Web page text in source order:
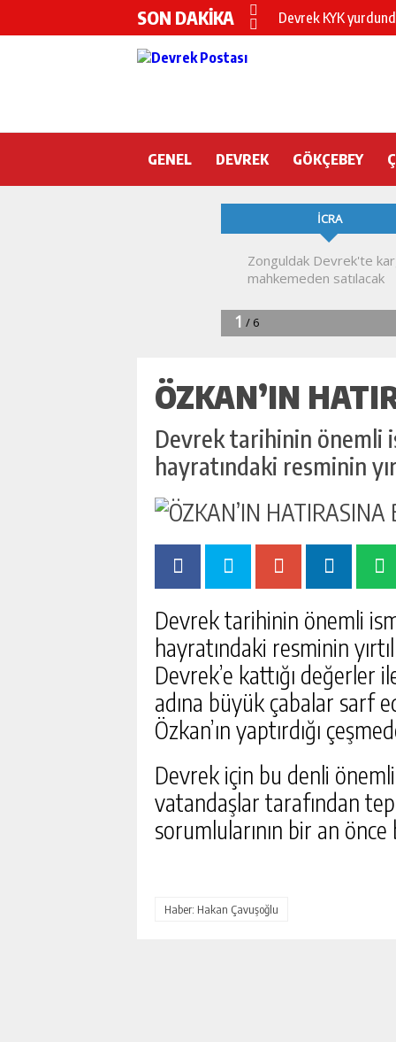
SON DAKİKA
Devrek KYK
DEVREK’TE
Devrek Engelsiz
DEVREK
GENEL DEVREK GÖKÇEBEY
ÖZKAN’IN
Devrek tarihinin önemli
hayratındaki resminin
Devrek tarihinin önemli
hayratındaki resminin
Devrek’e kattığı değerler
adına büyük çabalar sarf
Özkan’ın yaptırdığı
Devrek için bu denli önemli
vatandaşlar tarafından
sorumlularının bir an
Haber: Hakan Çavuşoğlu